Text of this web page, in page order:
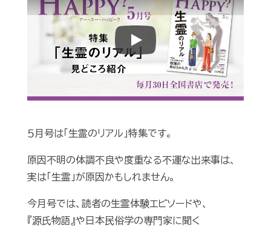
Play
５月号は「生霊のリアル」特集です。
原因不明の体調不良や度重なる不運な出来事は、
実は「生霊」が原因かもしれません。
今月号では、読者の生霊体験エピソードや、
『源氏物語』や日本民俗学の専門家に聞く